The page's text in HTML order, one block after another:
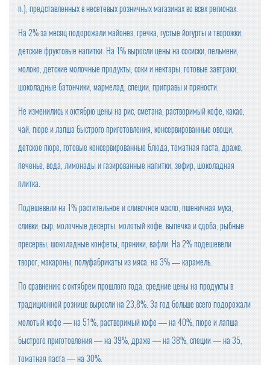
п.), представленных в несетевых розничных магазинах во всех регионах.
На 2% за месяц подорожали майонез, гречка, густые йогурты и творожки,
детские фруктовые напитки. На 1% выросли цены на сосиски, пельмени,
молоко, детские молочные продукты, соки и нектары, готовые завтраки,
шоколадные батончики, мармелад, специи, приправы и пряности.
Не изменились к октябрю цены на рис, сметана, растворимый кофе, какао,
чай, пюре и лапша быстрого приготовления, консервированные овощи,
детское пюре, готовые консервированные блюда, томатная паста, драже,
печенье, вода, лимонады и газированные напитки, зефир, шоколадная
плитка.
Подешевели на 1% растительное и сливочное масло, пшеничная мука,
сливки, сыр, молочные десерты, молотый кофе, выпечка и сдоба, рыбные
пресервы, шоколадные конфеты, пряники, вафли. На 2% подешевели
творог, макароны, полуфабрикаты из мяса, на 3% ― карамель.
По сравнению с октябрем прошлого года, средние цены на продукты в
традиционной рознице выросли на 23,8%. За год больше всего подорожали
молотый кофе ― на 51%, растворимый кофе ― на 40%, пюре и лапша
быстрого приготовления ― на 39%, драже ― на 38%, специи ― на 35,
томатная паста ― на 30%.